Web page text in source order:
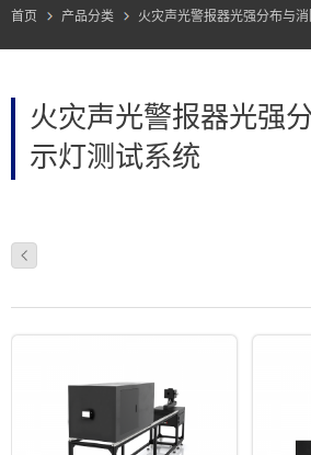
首页 产品分类 火灾声光警报器光强分布与
火灾声光警报器光强
示灯测试系统